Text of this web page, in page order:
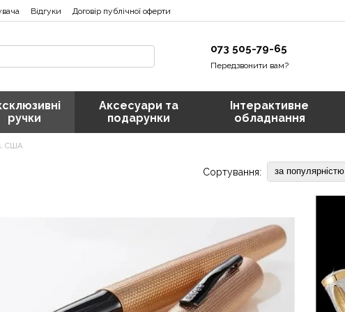
Відгуки Договір публічної оферти
073 505-79-65
Передзвонити вам?
ручки
Аксесуари та
подарунки
Інтерактивне
обладнання
США
Сортування: за популярністю